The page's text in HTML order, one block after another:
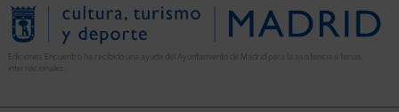
Ediciones Encuentro ha recibido una ayuda del Ayuntamiento de Madrid para la asistencia a ferias